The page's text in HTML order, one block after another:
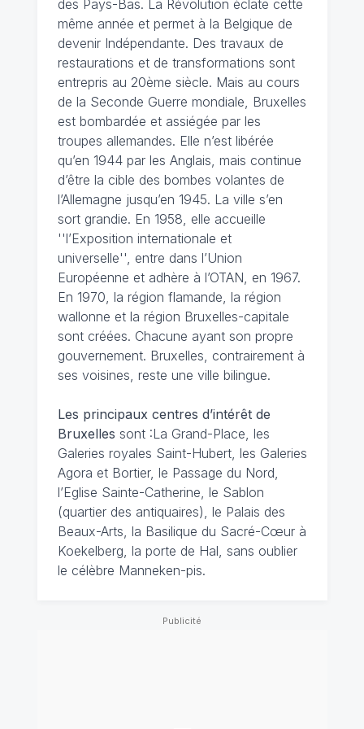
des Pays-Bas. La Révolution éclate cette
même année et permet à la Belgique de
devenir Indépendante. Des travaux de
restaurations et de transformations sont
entrepris au 20ème siècle. Mais au cours
de la Seconde Guerre mondiale, Bruxelles
est bombardée et assiégée par les
troupes allemandes. Elle n’est libérée
qu’en 1944 par les Anglais, mais continue
d’être la cible des bombes volantes de
l’Allemagne jusqu’en 1945. La ville s’en
sort grandie. En 1958, elle accueille
''l’Exposition internationale et
universelle'', entre dans l’Union
Européenne et adhère à l’OTAN, en 1967.
En 1970, la région flamande, la région
wallonne et la région Bruxelles-capitale
sont créées. Chacune ayant son propre
gouvernement. Bruxelles, contrairement à
ses voisines, reste une ville bilingue.
Les principaux centres d’intérêt de
Bruxelles sont :La Grand-Place, les
Galeries royales Saint-Hubert, les Galeries
Agora et Bortier, le Passage du Nord,
l’Eglise Sainte-Catherine, le Sablon
(quartier des antiquaires), le Palais des
Beaux-Arts, la Basilique du Sacré-Cœur à
Koekelberg, la porte de Hal, sans oublier
le célèbre Manneken-pis.